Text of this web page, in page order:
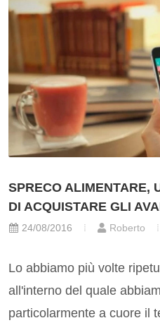
SPRECO ALIMENTARE,
DI ACQUISTARE GLI
24/08/2016 Roberto
Lo abbiamo più volte
all'interno del quale
particolarmente a cuore il